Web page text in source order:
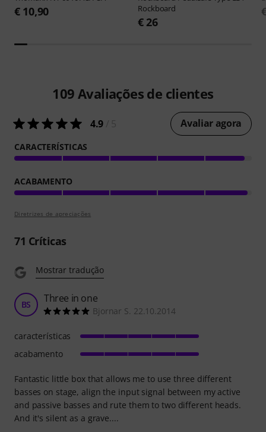
€ 10,90
Rockboard
€ 26
109 Avaliações de clientes
4.9 Avaliar agora
CARACTERÍSTICAS
ACABAMENTO
Diretrizes de apreciações
71 Críticas
Mostrar tradução
BS Three in one
Bjornar S. 22.10.2014
Fantastic little box that allows me to use three different
basses on stage, align the input signal between my active
and passive basses and rute them to two different heads.
And it's silent as a grave....
características
acabamento